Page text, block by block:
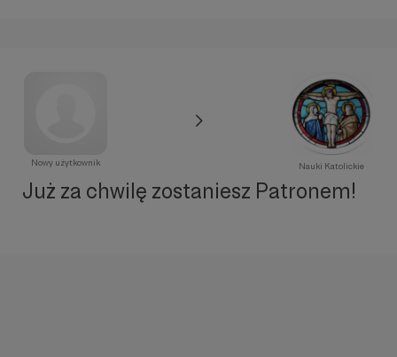
Nowy użytkownik Nauki Katolickie
Już za chwilę zostaniesz Patronem!